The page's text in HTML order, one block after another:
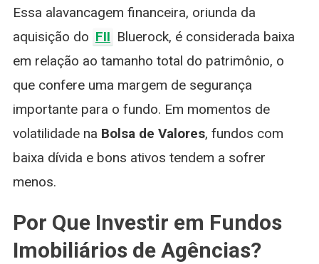
Essa alavancagem financeira, oriunda da
aquisição do FII Bluerock, é considerada baixa
em relação ao tamanho total do patrimônio, o
que confere uma margem de segurança
importante para o fundo. Em momentos de
volatilidade na Bolsa de Valores, fundos com
baixa dívida e bons ativos tendem a sofrer
menos.
Por Que Investir em Fundos
Imobiliários de Agências?